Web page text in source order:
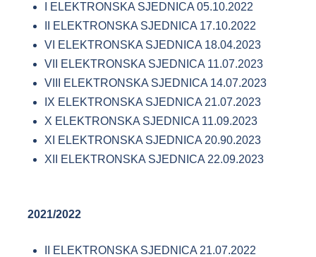
I ELEKTRONSKA SJEDNICA 05.10.2022
II ELEKTRONSKA SJEDNICA 17.10.2022
VI ELEKTRONSKA SJEDNICA 18.04.2023
VII ELEKTRONSKA SJEDNICA 11.07.2023
VIII ELEKTRONSKA SJEDNICA 14.07.2023
IX ELEKTRONSKA SJEDNICA 21.07.2023
X ELEKTRONSKA SJEDNICA 11.09.2023
XI ELEKTRONSKA SJEDNICA 20.90.2023
XII ELEKTRONSKA SJEDNICA 22.09.2023
2021/2022
II ELEKTRONSKA SJEDNICA 21.07.2022